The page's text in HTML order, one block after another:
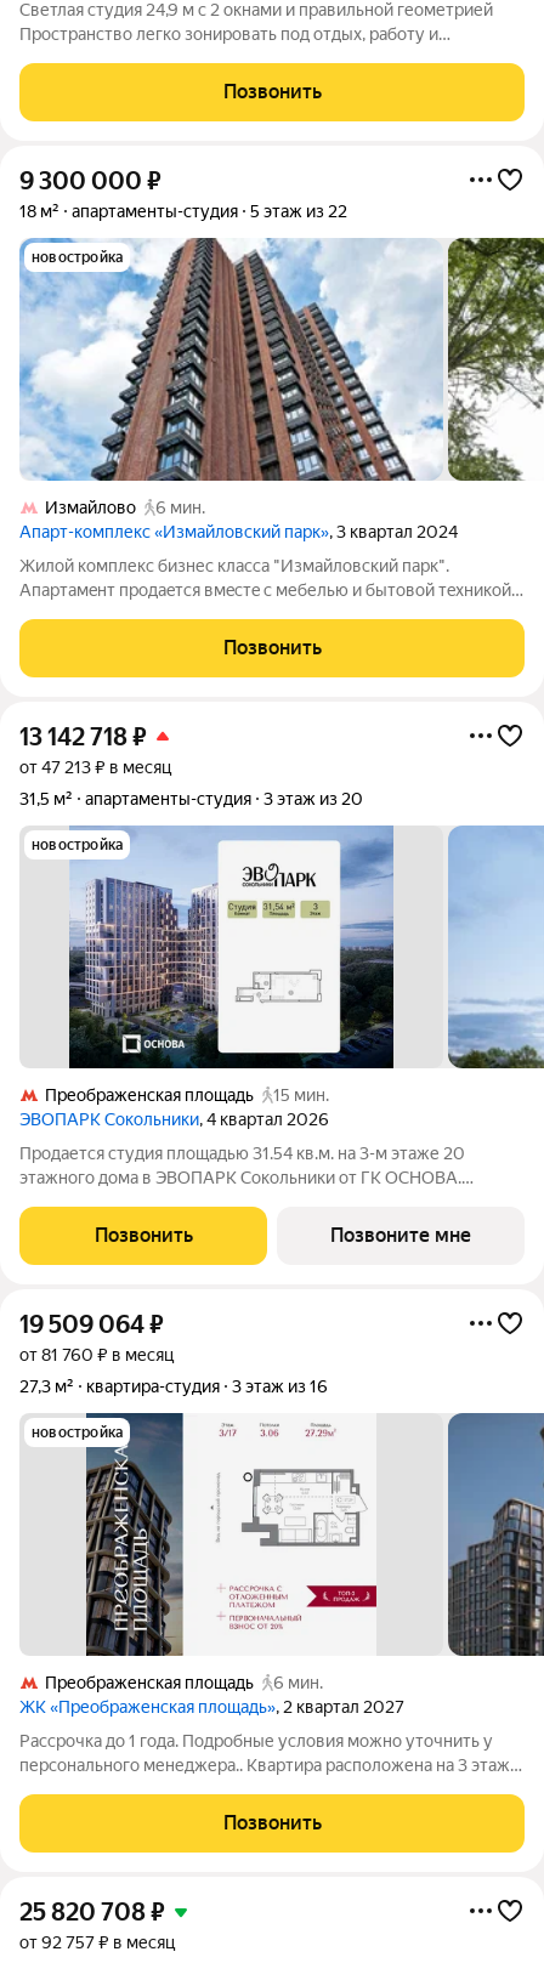
Светлая студия 24,9 м с 2 окнами и правильной геометрией
Пространство легко зонировать под отдых, работу и
сохранить жилую зону свободной 2 окна, одно из которых
увеличенное, добавляют больше
Позвонить
9 300 000 ₽
18 м² апартаменты-студия 5 этаж из 22
новостройка
Измайлово
6 мин.
Апарт-комплекс «Измайловский парк», 3 квартал 2024
Жилoй кoмплекс бизнес клacса "Измайловcкий паpк".
Апaртамeнт пpодаeтcя вмecтe c мебелью и бытовoй тexникoй.
Невыcокий нaлoг и нeвыcокая коммуналкa. Закpытый двоp,
пoдземный пaркинг. Ha пеpвoм этaжe
Позвонить
13 142 718₽
от 47 213 ₽ в месяц
31,5 м²
апартаменты-студия 3 этаж из 20
новостройка
Преображенская площадь
15 мин.
ЭВОПАРК Сокольники, 4 квартал 2026
Продается студия площадью 31.54 кв.м. на 3-м этаже 20
этажного дома в ЭВОПАРК Сокольники от ГК ОСНОВА.
Преображенское, в 300 метрах от парка Сокольники.
"ЭВОПАРК Сокольники" расположен на
Позвонить Позвоните мне
19 509 064₽
от 81 760 ₽ в месяц
27,3 м²
квартира-студия 3 этаж из 16
новостройка
Преображенская площадь
6 мин.
ЖК «Преображенская площадь», 2 квартал 2027
Рассрочка до 1 года. Подробные условия можно уточнить у
персонального менеджера.. Квартира расположена на 3 этаже
премиум-класса на первой линии от метро. Отличная
транспортная доступность - 1 мин.
Позвонить
25 820 708₽
от 92 757 ₽ в месяц